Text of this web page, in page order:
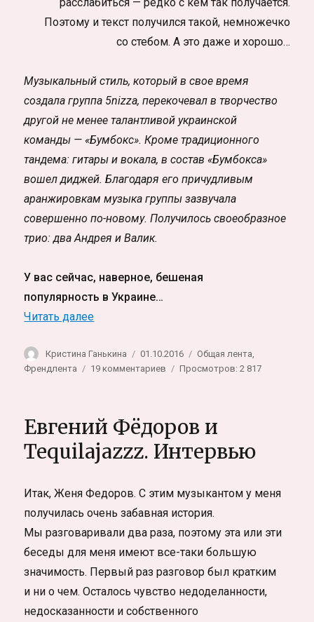
Поэтому и текст получился такой, немножечко
со стебом. А это даже и хорошо…
Музыкальный стиль, который в свое время
создала группа 5nizza, перекочевал в творчество
другой не менее талантливой украинской
команды — «Бумбокс». Кроме традиционного
тандема: гитары и вокала, в состав «Бумбокса»
вошел диджей. Благодаря его причудливым
аранжировкам музыка группы зазвучала
совершенно по-новому. Получилось своеобразное
трио: два Андрея и Валик.
У вас сейчас, наверное, бешеная
популярность в Украине…
Читать далее«Бумбокс. Муха, Валик и Андрей»
Автор
Кристина Ганькина Опубликовано
01.10.2016 Рубрики
Общая лента
Френдлента
19 комментариев
Валик
и
Андрей
Просмотров: 2 817
Евгений Фёдоров и
Tequilajazzz. Интервью
Итак, Женя Федоров. С этим музыкантом у меня
получилась очень забавная история.
Мы разговаривали два раза, поэтому эта или эти
беседы для меня имеют все-таки большую
значимость. Первый раз разговор был кратким
и ни о чем. Осталось чувство недоделанности,
недосказанности и собственного